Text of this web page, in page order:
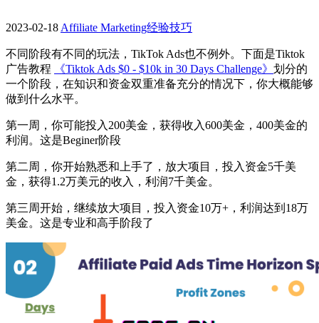
2023-02-18 Affiliate Marketing经验技巧
不同阶段有不同的玩法，TikTok Ads也不例外。下面是Tiktok
广告教程
《Tiktok Ads $0 - $10k in 30 Days Challenge》 划分的
一个阶段，在知识和资金双重准备充分的情况下，你大概能够
做到什么水平。
第一周，你可能投入200美金，获得收入600美金，400美金的
利润。这是Beginer阶段
第二周，你开始熟悉和上手了，放大项目，投入资金5千美
金，获得1.2万美元的收入，利润7千美金。
第三周开始，继续放大项目，投入资金10万+，利润达到18万
美金。这是专业和高手阶段了